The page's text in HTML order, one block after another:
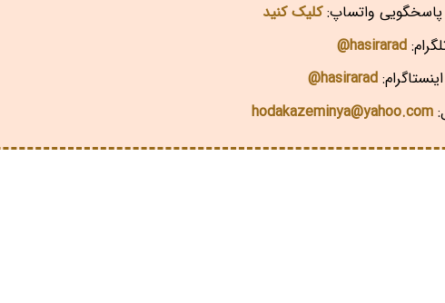
پاسخگویی واتساپ:کلیک کنید
hasirarad@
اینستاگرام: hasirarad@
hodakazeminya@yahoo.com